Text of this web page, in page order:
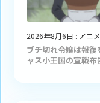
2026年8月6日 : アニメ
ブチ切れ令嬢は報
ャス小王国の宣戦